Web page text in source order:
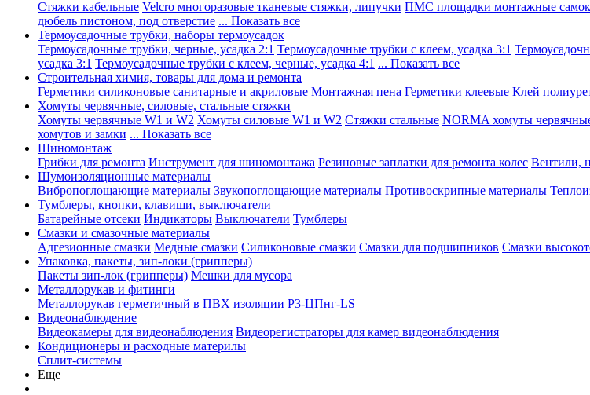
Стяжки кабельные Velcro многоразовые тканевые стяжки, липучки ПМС площадки монтажные
дюбель пистоном, под отверстие ... Показать все
Термоусадочные трубки, наборы термоусадок
Термоусадочные трубки, черные, усадка 2:1 Термоусадочные трубки с клеем, усадка 3:1
усадка 3:1 Термоусадочные трубки с клеем, черные, усадка 4:1 ... Показать все
Строительная химия, товары для дома и ремонта
Герметики силиконовые санитарные и акриловые Монтажная пена Герметики клеевые Клей
Хомуты червячные, силовые, стальные стяжки
Хомуты червячные W1 и W2 Хомуты силовые W1 и W2 Стяжки стальные NORMA хомуты
хомутов и замки ... Показать все
Шиномонтаж
Грибки для ремонта Инструмент для шиномонтажа Резиновые заплатки для ремонта колес Вентили,
Шумоизоляционные материалы
Вибропоглощающие материалы Звукопоглощающие материалы Противоскрипные материалы
Тумблеры, кнопки, клавиши, выключатели
Батарейные отсеки Индикаторы Выключатели Тумблеры
Смазки и смазочные материалы
Адгезионные смазки Медные смазки Силиконовые смазки Смазки для подшипников Смазки
Упаковка, пакеты, зип-локи (грипперы)
Пакеты зип-лок (грипперы) Мешки для мусора
Металлорукав и фитинги
Металлорукав герметичный в ПВХ изоляции Р3-ЦПнг-LS
Видеонаблюдение
Видеокамеры для видеонаблюдения Видеорегистраторы для камер видеонаблюдения
Кондиционеры и расходные материлы
Сплит-системы
Еще